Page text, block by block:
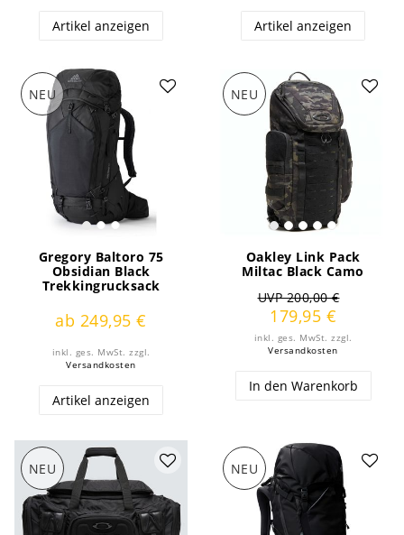
Artikel anzeigen Artikel anzeigen
NEU
Gregory Baltoro 75
Obsidian Black
Trekkingrucksack
ab 249,95 €
inkl. ges. MwSt. zzgl.
Versandkosten
Artikel anzeigen
NEU
Oakley Link Pack
Miltac Black Camo
UVP 200,00 €
179,95 €
inkl. ges. MwSt. zzgl.
Versandkosten
In den Warenkorb
NEU NEU